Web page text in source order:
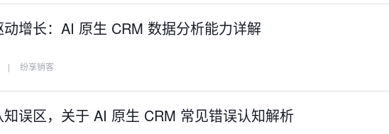
动增长：AI 原生 CRM 数据分析能力详解
| 纷享销客
误区，关于 AI 原生 CRM 常见错误认知解析